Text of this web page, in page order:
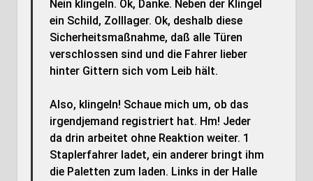
Nein klingeln. Ok, Danke. Neben der Klingel
ein Schild, Zolllager. Ok, deshalb diese
Sicherheitsmaßnahme, daß alle Türen
verschlossen sind und die Fahrer lieber
hinter Gittern sich vom Leib hält.
Also, klingeln! Schaue mich um, ob das
irgendjemand registriert hat. Hm! Jeder
da drin arbeitet ohne Reaktion weiter. 1
Staplerfahrer ladet, ein anderer bringt ihm
die Paletten zum laden. Links in der Halle